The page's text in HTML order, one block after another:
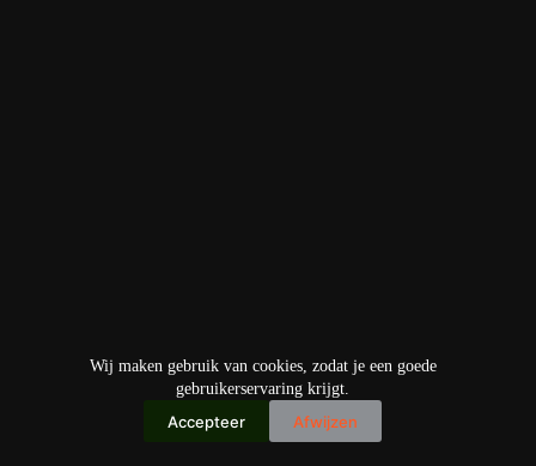
Wij maken gebruik van cookies, zodat je een goede
gebruikerservaring krijgt.
Accepteer Afwijzen